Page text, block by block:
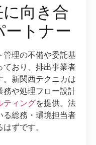
向き合
ートナー
管理の不備や委託基
ており、排出事業者
新関西テクニカは
務や処理フロー設計
ティングを提供。法
る総務・環境担当者
ずです。